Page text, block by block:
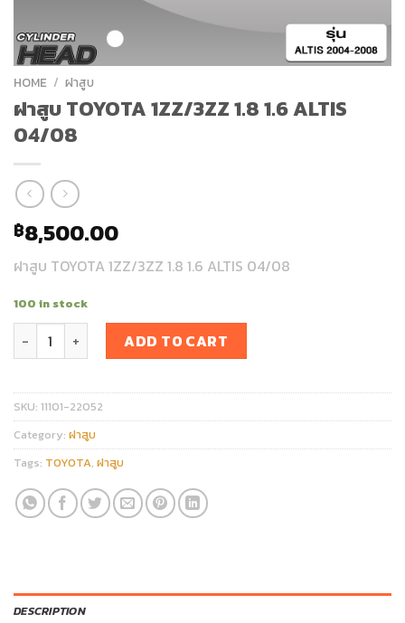
HOME / ฝาสูบ
ฝาสูบ TOYOTA 1ZZ/3ZZ 1.8 1.6 ALTIS
04/08
฿8,500.00
ฝาสูบ TOYOTA 1ZZ/3ZZ 1.8 1.6 ALTIS 04/08
100 in stock
ฝาสูบ TOYOTA 1ZZ/3ZZ 1.8 1.6 ALTIS 04/08 quantity
ADD TO CART
SKU: 11101-22052
Category: ฝาสูบ
Tags: TOYOTA, ฝาสูบ
DESCRIPTION